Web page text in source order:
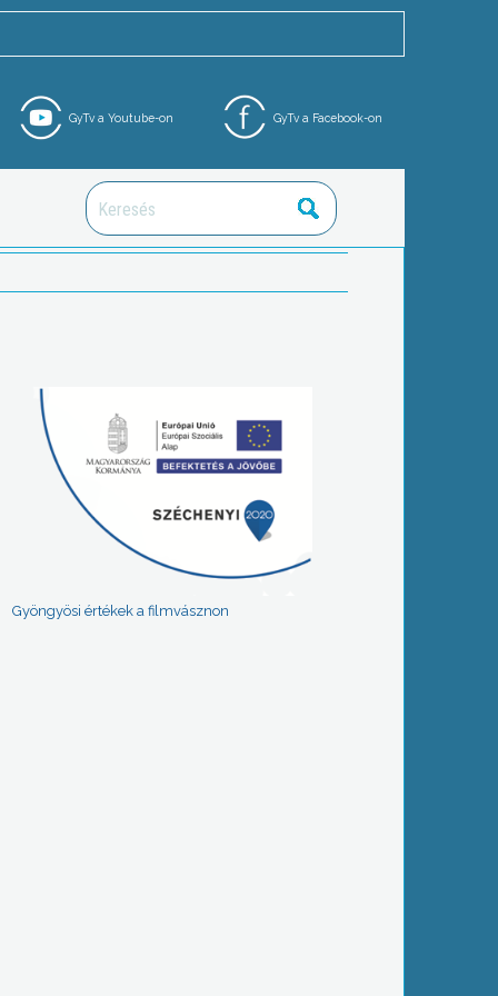
GyTv a Facebook-on
GyTv a Youtube-on
Gyöngyösi értékek a filmvásznon